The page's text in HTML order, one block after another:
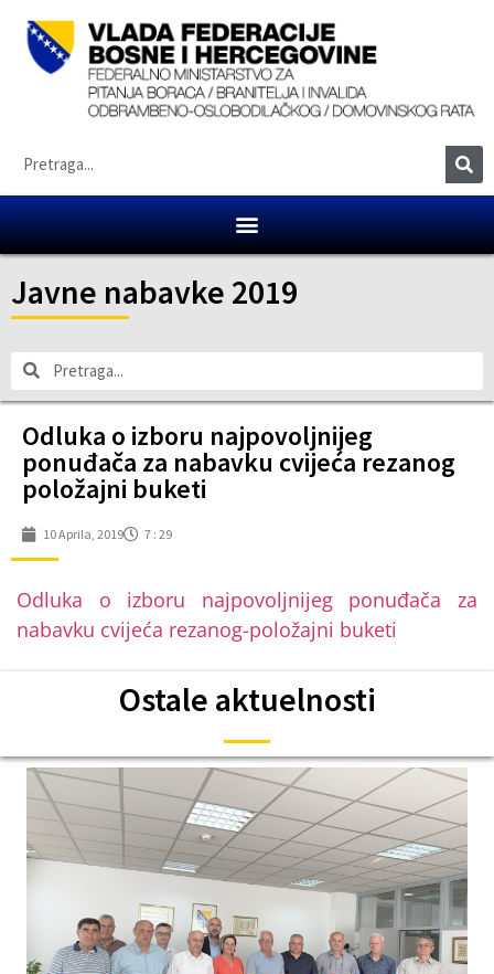
Javne nabavke 2019
Odluka o izboru najpovoljnijeg
ponuđača za nabavku cvijeća rezanog
položajni buketi
10 Aprila, 2019 7 : 29
Odluka o izboru najpovoljnijeg ponuđača za
nabavku cvijeća rezanog-položajni buketi
Ostale aktuelnosti